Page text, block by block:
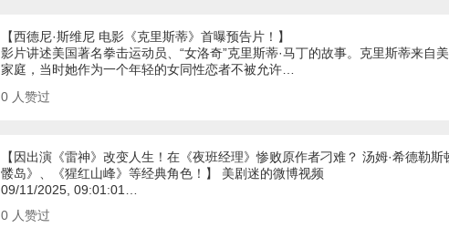
【西德尼·斯维尼 电影《克里斯蒂》首曝预告片！】
影片讲述美国著名拳击运动员、“女洛奇”克里斯蒂·马丁的故事。克里斯蒂来自
家庭，当时她作为一个年轻的女同性恋者不被允许…
0 人赞过
【因出演《雷神》改变人生！在《夜班经理》惨败原作者刁难？ 汤姆·希德勒
髅岛》、《猩红山峰》等经典角色！】 美剧迷的微博视频
09/11/2025, 09:01:01…
0 人赞过